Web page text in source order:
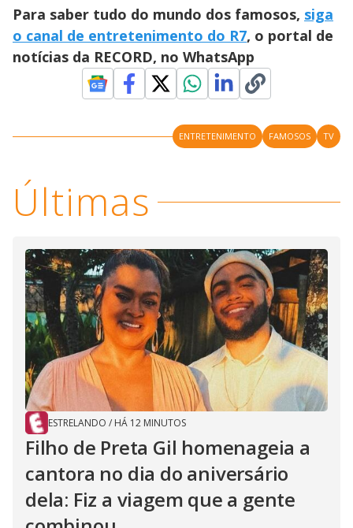
Para saber tudo do mundo dos famosos, siga
o canal de entretenimento do R7, o portal de
notícias da RECORD, no WhatsApp
ENTRETENIMENTO FAMOSOS TV
Últimas
ESTRELANDO / HÁ 12 MINUTOS
Filho de Preta Gil homenageia a
cantora no dia do aniversário
dela: Fiz a viagem que a gente